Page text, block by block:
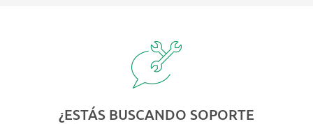
¿ESTÁS BUSCANDO SOPORTE